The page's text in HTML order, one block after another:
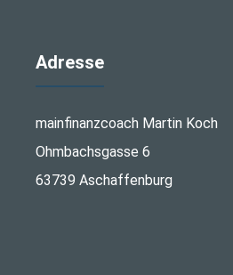
Adresse
mainfinanzcoach Martin Koch
Ohmbachsgasse 6
63739 Aschaffenburg